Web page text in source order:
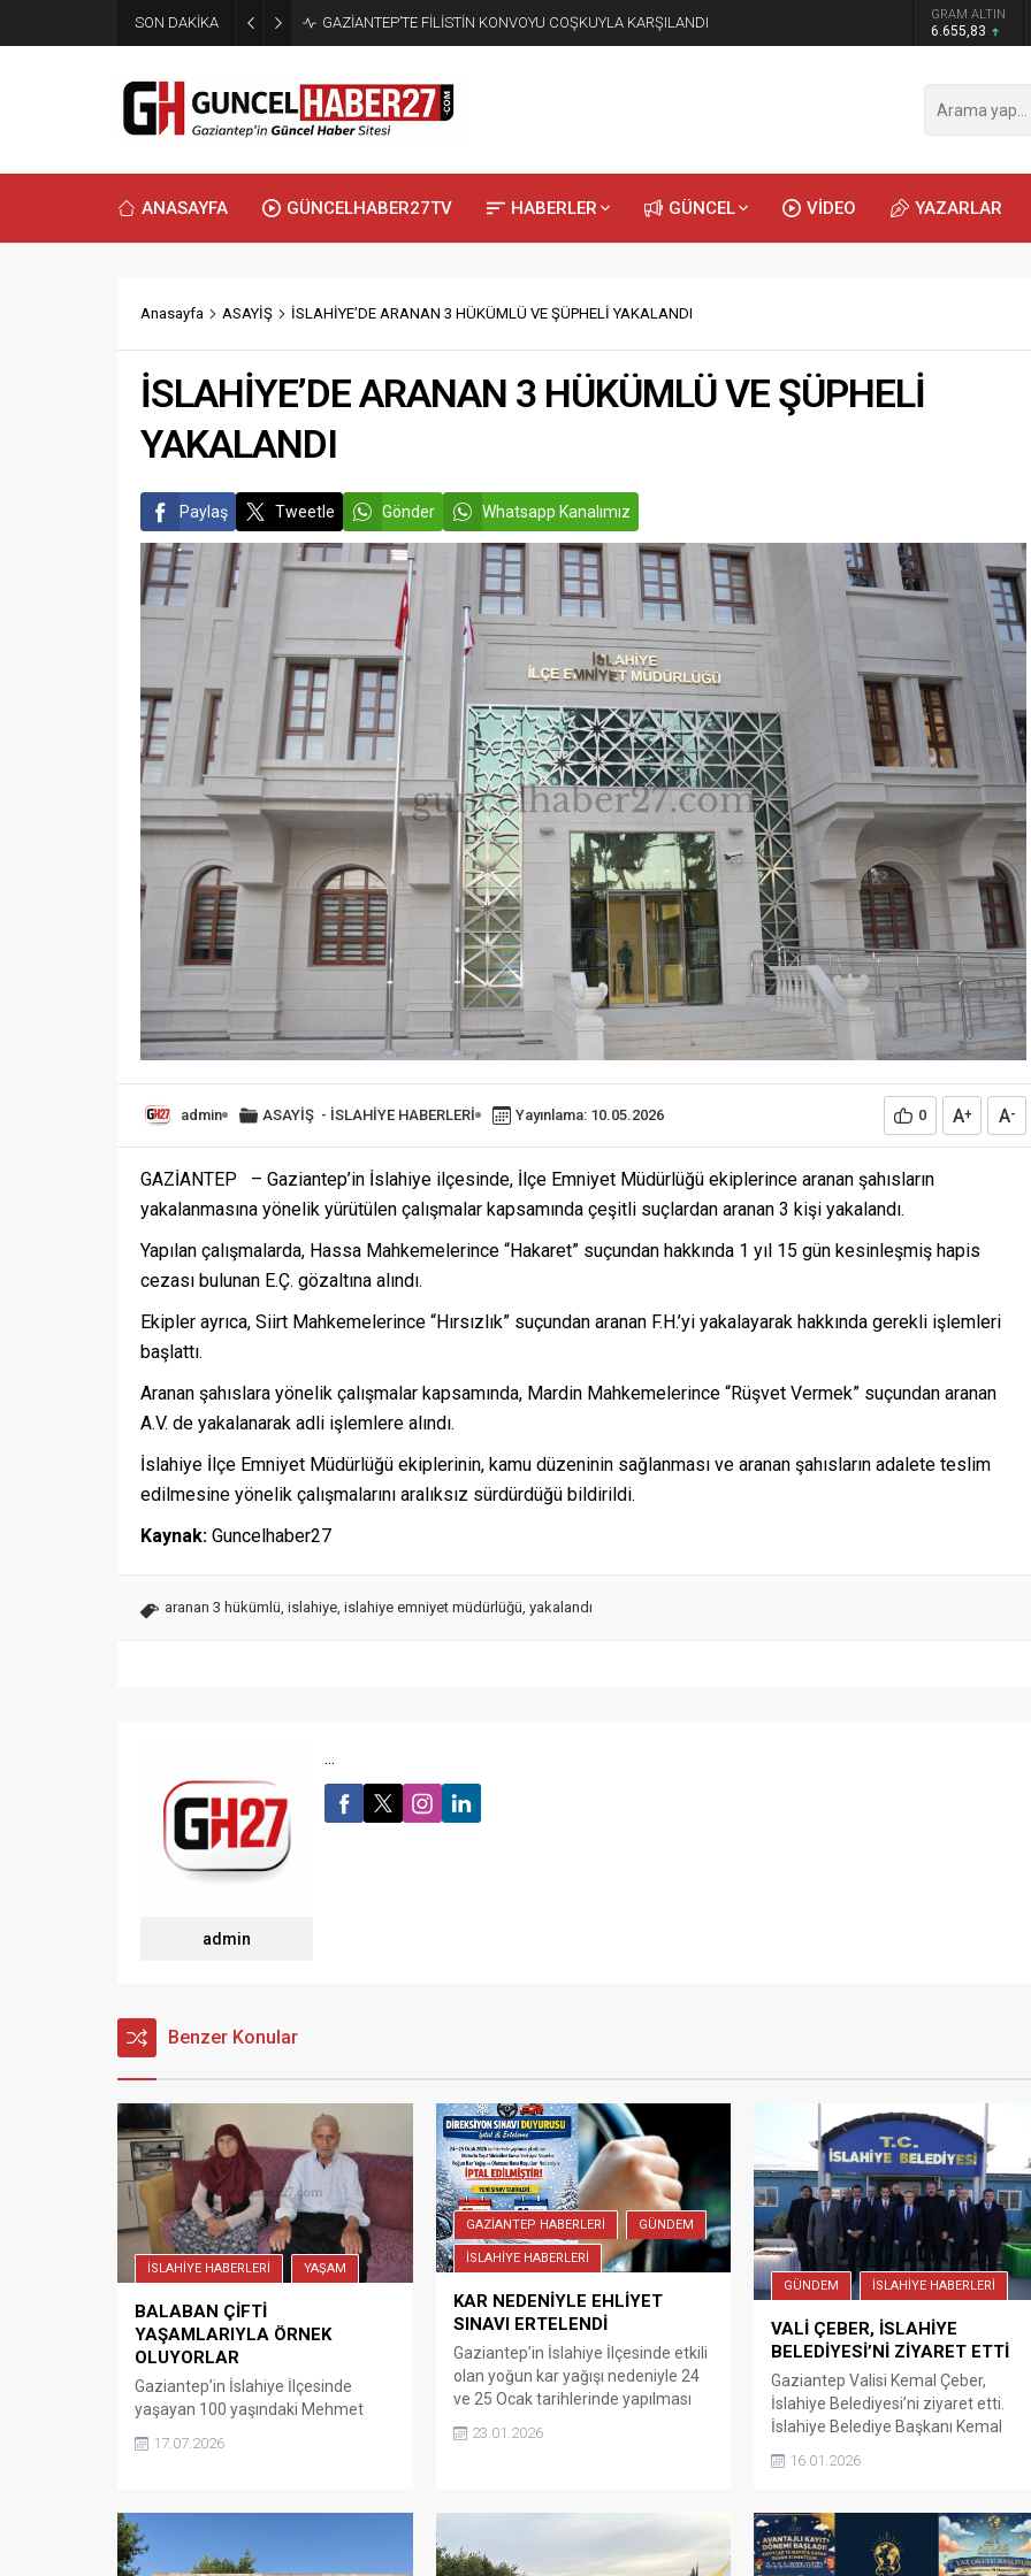
SON DAKİKA GAZİANTEP’TE FİLİSTİN KONVOYU COŞKUYLA KARŞILANDI GRAM ALTIN
6.655,83
ANASAYFA GÜNCELHABER27TV HABERLER GÜNCEL VİDEO YAZARLAR
Anasayfa ASAYİŞ İSLAHİYE’DE ARANAN 3 HÜKÜMLÜ VE ŞÜPHELİ YAKALANDI
İSLAHİYE’DE ARANAN 3 HÜKÜMLÜ VE ŞÜPHELİ
YAKALANDI
Paylaş Tweetle Gönder Whatsapp Kanalımız
admin ASAYİŞ - İSLAHİYE HABERLERİ Yayınlama: 10.05.2026 0 A+ A-
GAZİANTEP – Gaziantep’in İslahiye ilçesinde, İlçe Emniyet Müdürlüğü ekiplerince aranan şahısların
yakalanmasına yönelik yürütülen çalışmalar kapsamında çeşitli suçlardan aranan 3 kişi yakalandı.
Yapılan çalışmalarda, Hassa Mahkemelerince “Hakaret” suçundan hakkında 1 yıl 15 gün kesinleşmiş hapis
cezası bulunan E.Ç. gözaltına alındı.
Ekipler ayrıca, Siirt Mahkemelerince “Hırsızlık” suçundan aranan F.H.’yi yakalayarak hakkında gerekli işlemleri
başlattı.
Aranan şahıslara yönelik çalışmalar kapsamında, Mardin Mahkemelerince “Rüşvet Vermek” suçundan aranan
A.V. de yakalanarak adli işlemlere alındı.
İslahiye İlçe Emniyet Müdürlüğü ekiplerinin, kamu düzeninin sağlanması ve aranan şahısların adalete teslim
edilmesine yönelik çalışmalarını aralıksız sürdürdüğü bildirildi.
Kaynak: Guncelhaber27
aranan 3 hükümlü islahiye islahiye emniyet müdürlüğü yakalandı
admin
...
Benzer Konular
İSLAHİYE HABERLERİ YAŞAM
BALABAN ÇİFTİ
YAŞAMLARIYLA ÖRNEK
OLUYORLAR
Gaziantep’in İslahiye İlçesinde
yaşayan 100 yaşındaki Mehmet
Balaban ile 103 yaşındaki eşi
Cennet Balaban sevgi ve saygı
Çiftti, Az yemek ve doğal
beslenmek bizi bugüne kadar
ayakta tuttu. İslahiye ilçesinde
17.07.2026
GAZİANTEP HABERLERİ GÜNDEM
İSLAHİYE HABERLERİ
KAR NEDENİYLE EHLİYET
SINAVI ERTELENDİ
Gaziantep’in İslahiye İlçesinde etkili
olan yoğun kar yağışı nedeniyle 24
ve 25 Ocak tarihlerinde yapılması
Şubat tarihlerine ertelendi.
etkilerken,24 ve 25 Ocak
Motorlu Taşıt Sürücüleri Kursu
23.01.2026
GÜNDEM İSLAHİYE HABERLERİ
VALİ ÇEBER, İSLAHİYE
BELEDİYESİ’Nİ ZİYARET ETTİ
Gaziantep Valisi Kemal Çeber,
İslahiye Belediyesi’ni ziyaret etti.
İslahiye Belediye Başkanı Kemal
alan Çeber, Belediye ye ait
inceledi. Gaziantep Valisi Kemal
Çeber, Vali Yardımcısı Sedat Sezik,
İslahiye Kaymakamı Mehmet Soylu,
16.01.2026